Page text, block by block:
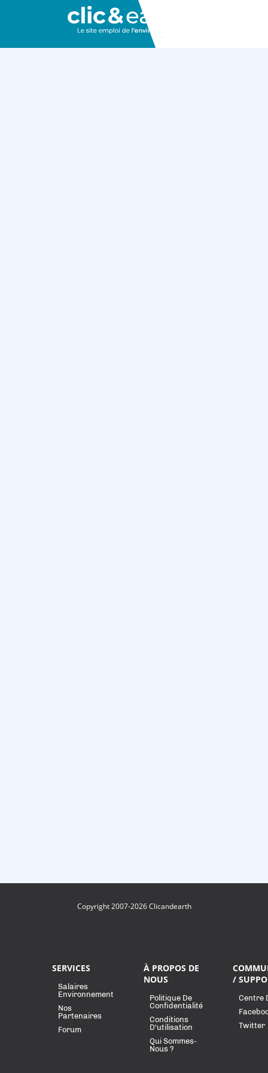
Copyright 2007-2026 Clicandearth
SERVICES
Salaires
Environnement
Nos
Partenaires
Forum
À PROPOS DE
NOUS
Politique De
Confidentialité
Conditions
D'utilisation
Qui Sommes-
Nous ?
/
Centre
Twitter